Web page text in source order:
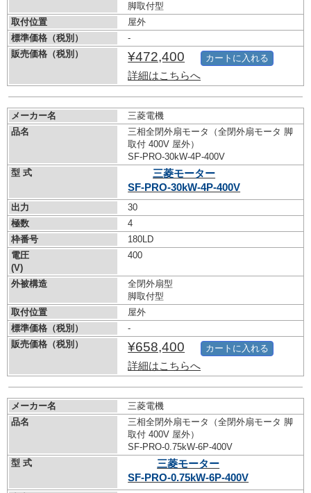
脚取付型
取付位置
屋外
標準価格（税別）
-
販売価格（税別）
¥472,400
詳細はこちらへ
カートに入れる
メーカー名
三菱電機
品名
三相全閉外扇モータ（全閉外扇モータ 脚
取付 400V 屋外）
SF-PRO-30kW-4P-400V
型 式
三菱モーター
SF-PRO-30kW-4P-400V
出力
30
極数
4
枠番号
180LD
電圧
(V)
400
外被構造
全閉外扇型
脚取付型
取付位置
屋外
標準価格（税別）
-
販売価格（税別）
¥658,400
詳細はこちらへ
カートに入れる
メーカー名
三菱電機
品名
三相全閉外扇モータ（全閉外扇モータ 脚
取付 400V 屋外）
SF-PRO-0.75kW-6P-400V
型 式
三菱モーター
SF-PRO-0.75kW-6P-400V